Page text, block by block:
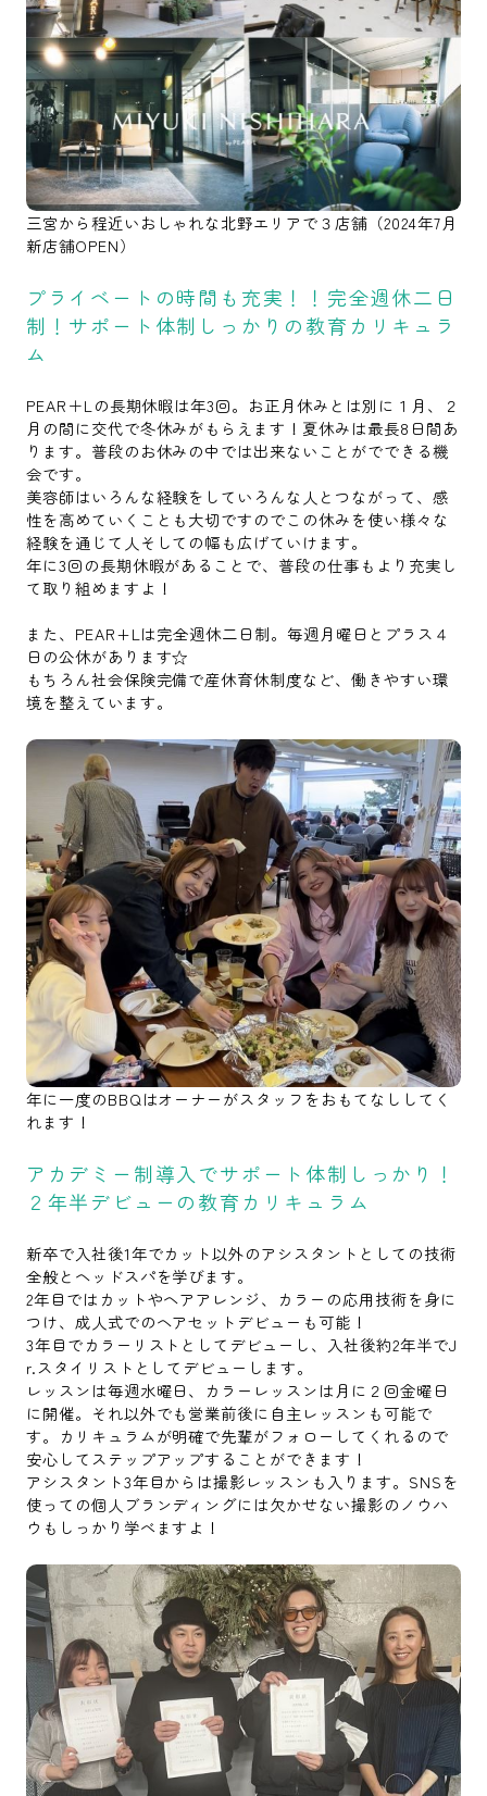
三宮から程近いおしゃれな北野エリアで３店舗（2024年7月
新店舗OPEN）
プライベートの時間も充実！！完全週休二日
制！サポート体制しっかりの教育カリキュラ
ム
PEAR＋Lの長期休暇は年3回。お正月休みとは別に１月、２
月の間に交代で冬休みがもらえます！夏休みは最長8日間あ
ります。普段のお休みの中では出来ないことがでできる機
会です。
美容師はいろんな経験をしていろんな人とつながって、感
性を高めていくことも大切ですのでこの休みを使い様々な
経験を通じて人そしての幅も広げていけます。
年に3回の長期休暇があることで、普段の仕事もより充実し
て取り組めますよ！
また、PEAR+Lは完全週休二日制。毎週月曜日とプラス４
日の公休があります☆
もちろん社会保険完備で産休育休制度など、働きやすい環
境を整えています。
年に一度のBBQはオーナーがスタッフをおもてなししてく
れます！
アカデミー制導入でサポート体制しっかり！
２年半デビューの教育カリキュラム
新卒で入社後1年でカット以外のアシスタントとしての技術
全般とヘッドスパを学びます。
2年目ではカットやヘアアレンジ、カラーの応用技術を身に
つけ、成人式でのヘアセットデビューも可能！
3年目でカラーリストとしてデビューし、入社後約2年半でJ
r.スタイリストとしてデビューします。
レッスンは毎週水曜日、カラーレッスンは月に２回金曜日
に開催。それ以外でも営業前後に自主レッスンも可能で
す。カリキュラムが明確で先輩がフォローしてくれるので
安心してステップアップすることができます！
アシスタント3年目からは撮影レッスンも入ります。SNSを
使っての個人ブランディングには欠かせない撮影のノウハ
ウもしっかり学べますよ！